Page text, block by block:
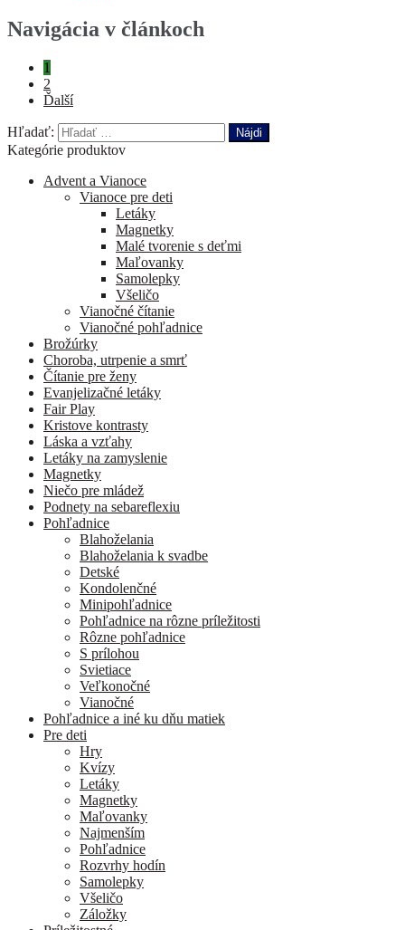
Navigácia v článkoch
1
2
Ďalší
Hľadať:
Kategórie produktov
Advent a Vianoce
Vianoce pre deti
Letáky
Magnetky
Malé tvorenie s deťmi
Maľovanky
Samolepky
Všeličo
Vianočné čítanie
Vianočné pohľadnice
Brožúrky
Choroba, utrpenie a smrť
Čítanie pre ženy
Evanjelizačné letáky
Fair Play
Kristove kontrasty
Láska a vzťahy
Letáky na zamyslenie
Magnetky
Niečo pre mládež
Podnety na sebareflexiu
Pohľadnice
Blahoželania
Blahoželania k svadbe
Detské
Kondolenčné
Minipohľadnice
Pohľadnice na rôzne príležitosti
Rôzne pohľadnice
S prílohou
Svietiace
Veľkonočné
Vianočné
Pohľadnice a iné ku dňu matiek
Pre deti
Hry
Kvízy
Letáky
Magnetky
Maľovanky
Najmenším
Pohľadnice
Rozvrhy hodín
Samolepky
Všeličo
Záložky